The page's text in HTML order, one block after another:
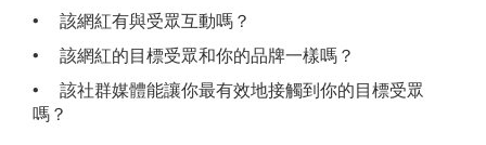
• 該網紅有與受眾互動嗎？
• 該網紅的目標受眾和你的品牌一樣嗎？
• 該社群媒體能讓你最有效地接觸到你的目標受眾
嗎？